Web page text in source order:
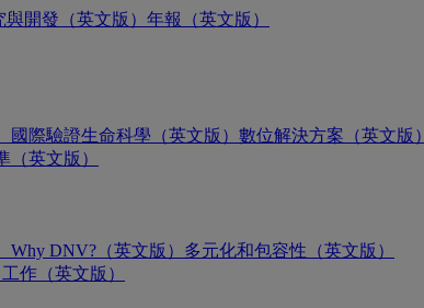
與開發（英文版） 年報（英文版）
國際驗證生命科學（英文版） 數位解決方案（英文版）
（英文版）
Why DNV?（英文版） 多元化和包容性（英文版）
作（英文版）